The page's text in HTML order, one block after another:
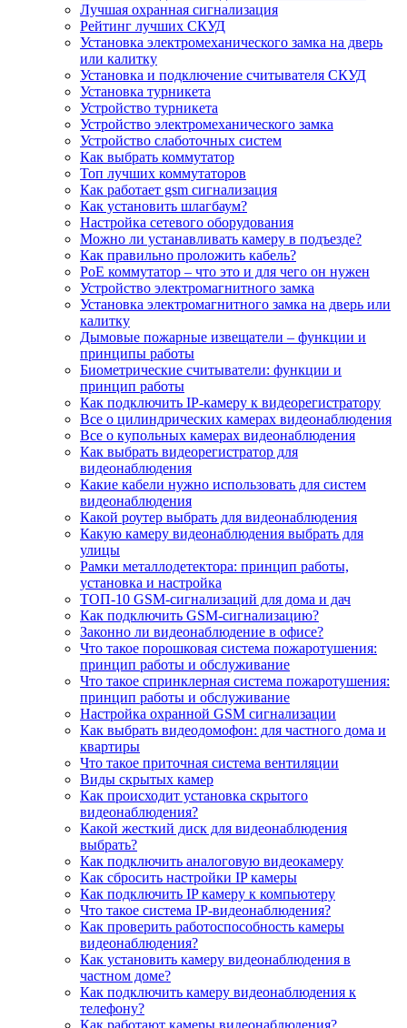
Лучшая охранная сигнализация
Рейтинг лучших СКУД
Установка электромеханического замка на дверь
или калитку
Установка и подключение считывателя СКУД
Установка турникета
Устройство турникета
Устройство электромеханического замка
Устройство слаботочных систем
Как выбрать коммутатор
Топ лучших коммутаторов
Как работает gsm сигнализация
Как установить шлагбаум?
Настройка сетевого оборудования
Можно ли устанавливать камеру в подъезде?
Как правильно проложить кабель?
PoE коммутатор – что это и для чего он нужен
Устройство электромагнитного замка
Установка электромагнитного замка на дверь или
калитку
Дымовые пожарные извещатели – функции и
принципы работы
Биометрические считыватели: функции и
принцип работы
Как подключить IP-камеру к видеорегистратору
Все о цилиндрических камерах видеонаблюдения
Все о купольных камерах видеонаблюдения
Как выбрать видеорегистратор для
видеонаблюдения
Какие кабели нужно использовать для систем
видеонаблюдения
Какой роутер выбрать для видеонаблюдения
Какую камеру видеонаблюдения выбрать для
улицы
Рамки металлодетектора: принцип работы,
установка и настройка
ТОП-10 GSM-сигнализаций для дома и дач
Как подключить GSM-сигнализацию?
Законно ли видеонаблюдение в офисе?
Что такое порошковая система пожаротушения:
принцип работы и обслуживание
Что такое спринклерная система пожаротушения:
принцип работы и обслуживание
Настройка охранной GSM сигнализации
Как выбрать видеодомофон: для частного дома и
квартиры
Что такое приточная система вентиляции
Виды скрытых камер
Как происходит установка скрытого
видеонаблюдения?
Какой жесткий диск для видеонаблюдения
выбрать?
Как подключить аналоговую видеокамеру
Как сбросить настройки IP камеры
Как подключить IP камеру к компьютеру
Что такое система IP-видеонаблюдения?
Как проверить работоспособность камеры
видеонаблюдения?
Как установить камеру видеонаблюдения в
частном доме?
Как подключить камеру видеонаблюдения к
телефону?
Как работают камеры видеонаблюдения?